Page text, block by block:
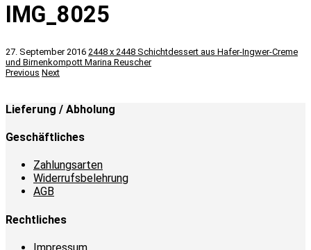
IMG_8025
27. September 2016 2448 x 2448 Schichtdessert aus Hafer-Ingwer-Creme
und Birnenkompott Marina Reuscher
Previous Next
Lieferung / Abholung
Geschäftliches
Zahlungsarten
Widerrufsbelehrung
AGB
Rechtliches